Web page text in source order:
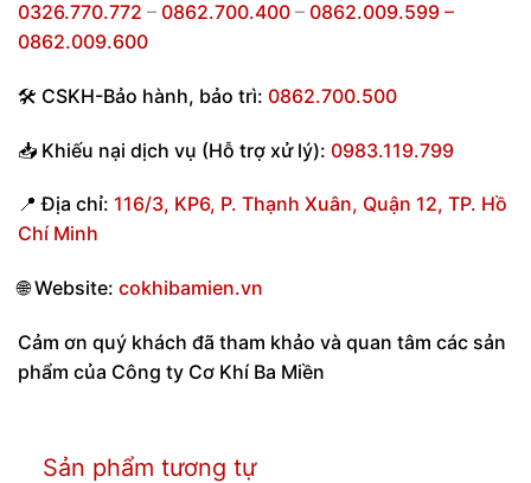
0326.770.772 – 0862.700.400 – 0862.009.599 –
0862.009.600
🛠 CSKH-Bảo hành, bảo trì: 0862.700.500
📥 Khiếu nại dịch vụ (Hỗ trợ xử lý): 0983.119.799
📍 Địa chỉ: 116/3, KP6, P. Thạnh Xuân, Quận 12, TP. Hồ
Chí Minh
🌐Website: cokhibamien.vn
Cảm ơn quý khách đã tham khảo và quan tâm các sản
phẩm của Công ty Cơ Khí Ba Miền
Sản phẩm tương tự